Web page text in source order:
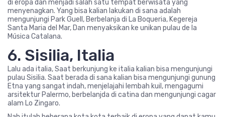
di eropa dan menjadi salah satu tempat berwisata yang
menyenagkan. Yang bisa kalian lakukan di sana adalah
mengunjungi Park Guell, Berbelanja di La Boqueria, Kegereja
Santa Maria del Mar, Dan menyaksikan ke unikan pulau de la
Música Catalana.
6. Sisilia, Italia
Lalu ada italia, Saat berkunjung ke italia kalian bisa mengunjungi
pulau Sisilia. Saat berada di sana kalian bisa mengunjungi gunung
Etna yang sangat indah, menjelajahi lembah kuil, mengagumi
arsitektur Palermo, berbelanjda di catina dan mengunjungi cagar
alam Lo Zingaro.